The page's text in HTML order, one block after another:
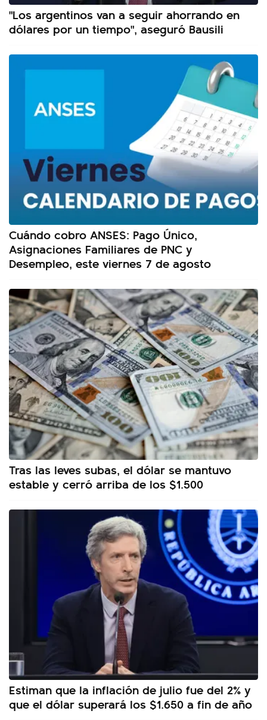
"Los argentinos van a seguir ahorrando en
dólares por un tiempo", aseguró Bausili
Cuándo cobro ANSES: Pago Único,
Asignaciones Familiares de PNC y
Desempleo, este viernes 7 de agosto
Tras las leves subas, el dólar se mantuvo
estable y cerró arriba de los $1.500
Estiman que la inflación de julio fue del 2% y
que el dólar superará los $1.650 a fin de año